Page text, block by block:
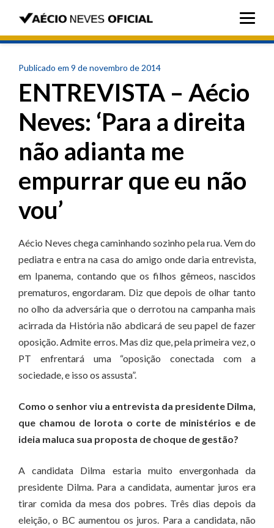
Publicado em 9 de novembro de 2014
ENTREVISTA – Aécio
Neves: ‘Para a direita
não adianta me
empurrar que eu não
vou’
Aécio Neves chega caminhando sozinho pela rua. Vem do
pediatra e entra na casa do amigo onde daria entrevista,
em Ipanema, contando que os filhos gêmeos, nascidos
prematuros, engordaram. Diz que depois de olhar tanto
no olho da adversária que o derrotou na campanha mais
acirrada da História não abdicará de seu papel de fazer
oposição. Admite erros. Mas diz que, pela primeira vez, o
PT enfrentará uma “oposição conectada com a
sociedade, e isso os assusta”.
Como o senhor viu a entrevista da presidente Dilma,
que chamou de lorota o corte de ministérios e de
ideia maluca sua proposta de choque de gestão?
A candidata Dilma estaria muito envergonhada da
presidente Dilma. Para a candidata, aumentar juros era
tirar comida da mesa dos pobres. Três dias depois da
eleição, o BC aumentou os juros. Para a candidata, não